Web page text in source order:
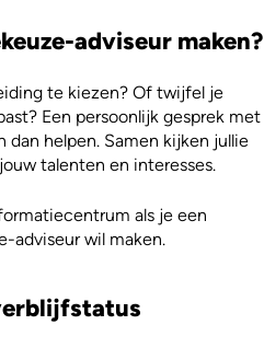
adviseur maken?
te kiezen? Of twijfel je
Een persoonlijk gesprek met
dan helpen. Samen kijken jullie
talenten en interesses.
als je een
adviseur wil maken.